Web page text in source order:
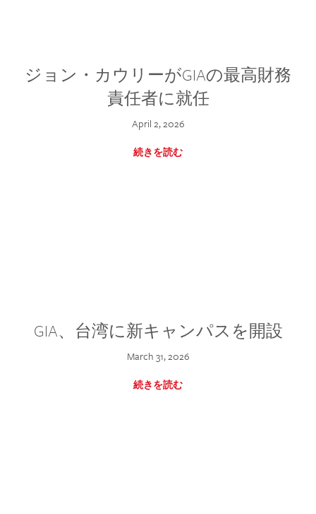
ジョン・カウリーがGIAの最高財務
責任者に就任
April 2, 2026
続きを読む
GIA、台湾に新キャンパスを開設
March 31, 2026
続きを読む